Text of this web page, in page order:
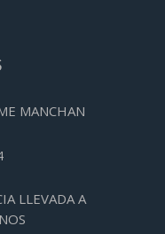
MANCHAN
LLEVADA A